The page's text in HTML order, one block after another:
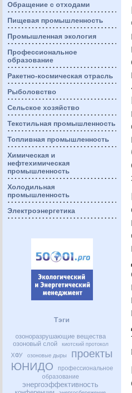
Обращение с отходами
Пищевая промышленность
Промышленная экология
Профессиональное
образование
Ракетно-космическая отрасль
Рыболовство
Сельское хозяйство
Текстильная промышленность
Топливная промышленность
Химическая и
нефтехимическая
промышленность
Холодильная
промышленность
Электроэнергетика
Тэги
озоноразрушающие вещества
озоновый слой
киотский протокол
ХФУ озоновые дыры
проекты
ЮНИДО
профессиональное
образование
энергоэффективность